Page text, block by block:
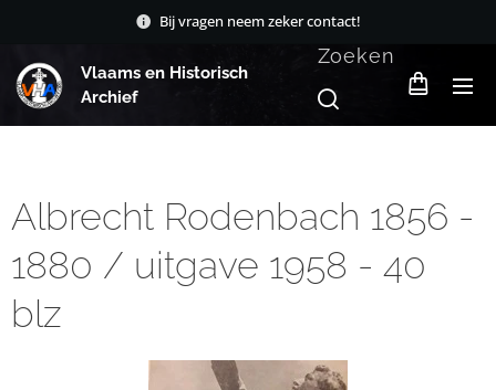
Bij vragen neem zeker contact!
Vlaams en Historisch
Archief
Zoeken
Albrecht Rodenbach 1856 -
1880 / uitgave 1958 - 40
blz